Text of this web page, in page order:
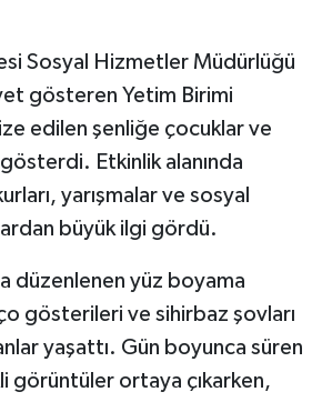
Sosyal Hizmetler Müdürlüğü
gösteren Yetim Birimi
edilen şenliğe çocuklar ve
Etkinlik alanında
yarışmalar ve sosyal
büyük ilgi gördü.
düzenlenen yüz boyama
gösterileri ve sihirbaz şovları
yaşattı. Gün boyunca süren
görüntüler ortaya çıkarken,